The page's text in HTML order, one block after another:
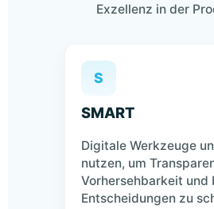
Exzellenz in der
S
SMART
Digitale Werkzeuge
nutzen, um
Vorhersehbarkeit und
Entscheidungen zu